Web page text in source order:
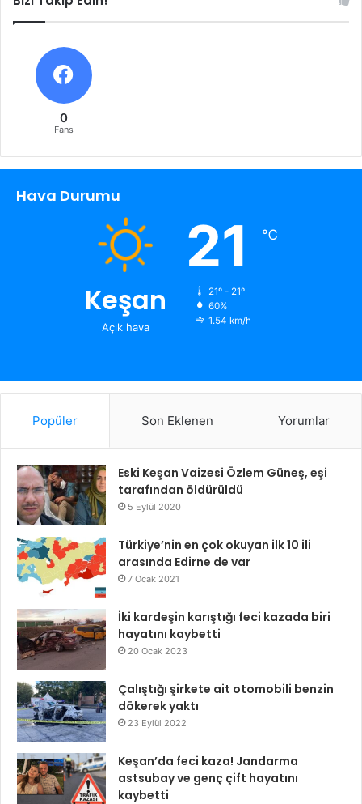
0
Fans
Hava Durumu
Keşan
Açık hava
21 ℃
21º - 21º
60%
1.54 km/h
Popüler Son Eklenen Yorumlar
Eski Keşan Vaizesi Özlem Güneş, eşi
tarafından öldürüldü
5 Eylül 2020
Türkiye’nin en çok okuyan ilk 10 ili
arasında Edirne de var
7 Ocak 2021
İki kardeşin karıştığı feci kazada biri
hayatını kaybetti
20 Ocak 2023
Çalıştığı şirkete ait otomobili benzin
dökerek yaktı
23 Eylül 2022
Keşan’da feci kaza! Jandarma
astsubay ve genç çift hayatını
kaybetti